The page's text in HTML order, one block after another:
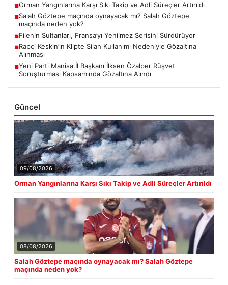
■Orman Yangınlarına Karşı Sıkı Takip ve Adli Süreçler Artırıldı
■Salah Göztepe maçında oynayacak mı? Salah Göztepe
maçında neden yok?
■Filenin Sultanları, Fransa’yı Yenilmez Serisini Sürdürüyor
■Rapçi Keskin’in Klipte Silah Kullanımı Nedeniyle Gözaltına
Alınması
■Yeni Parti Manisa İl Başkanı İlksen Özalper Rüşvet
Soruşturması Kapsamında Gözaltına Alındı
Güncel
09/08/2026
Orman Yangınlarına Karşı Sıkı Takip ve Adli Süreçler Artırıldı
08/08/2026
Salah Göztepe maçında oynayacak mı? Salah Göztepe
maçında neden yok?